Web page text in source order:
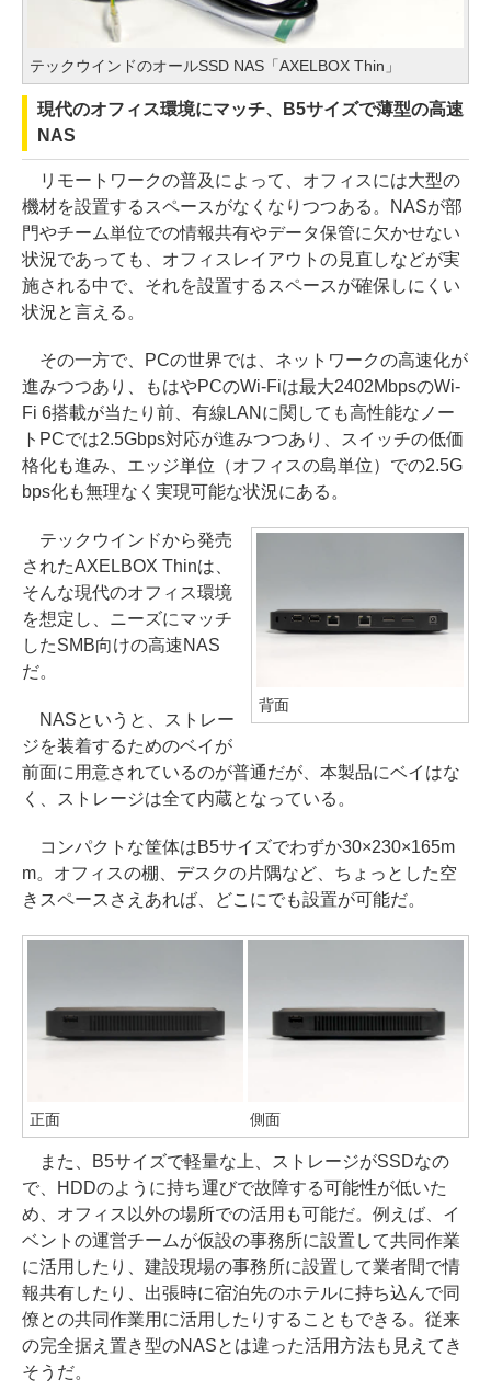
テックウインドのオールSSD NAS「AXELBOX Thin」
現代のオフィス環境にマッチ、B5サイズで薄型の高速
NAS
リモートワークの普及によって、オフィスには大型の
機材を設置するスペースがなくなりつつある。NASが部
門やチーム単位での情報共有やデータ保管に欠かせない
状況であっても、オフィスレイアウトの見直しなどが実
施される中で、それを設置するスペースが確保しにくい
状況と言える。
その一方で、PCの世界では、ネットワークの高速化が
進みつつあり、もはやPCのWi-Fiは最大2402MbpsのWi-
Fi 6搭載が当たり前、有線LANに関しても高性能なノー
トPCでは2.5Gbps対応が進みつつあり、スイッチの低価
格化も進み、エッジ単位（オフィスの島単位）での2.5G
bps化も無理なく実現可能な状況にある。
背面
テックウインドから発売
されたAXELBOX Thinは、
そんな現代のオフィス環境
を想定し、ニーズにマッチ
したSMB向けの高速NAS
だ。
NASというと、ストレー
ジを装着するためのベイが
前面に用意されているのが普通だが、本製品にベイはな
く、ストレージは全て内蔵となっている。
コンパクトな筐体はB5サイズでわずか30×230×165m
m。オフィスの棚、デスクの片隅など、ちょっとした空
きスペースさえあれば、どこにでも設置が可能だ。
正面 側面
また、B5サイズで軽量な上、ストレージがSSDなの
で、HDDのように持ち運びで故障する可能性が低いた
め、オフィス以外の場所での活用も可能だ。例えば、イ
ベントの運営チームが仮設の事務所に設置して共同作業
に活用したり、建設現場の事務所に設置して業者間で情
報共有したり、出張時に宿泊先のホテルに持ち込んで同
僚との共同作業用に活用したりすることもできる。従来
の完全据え置き型のNASとは違った活用方法も見えてき
そうだ。